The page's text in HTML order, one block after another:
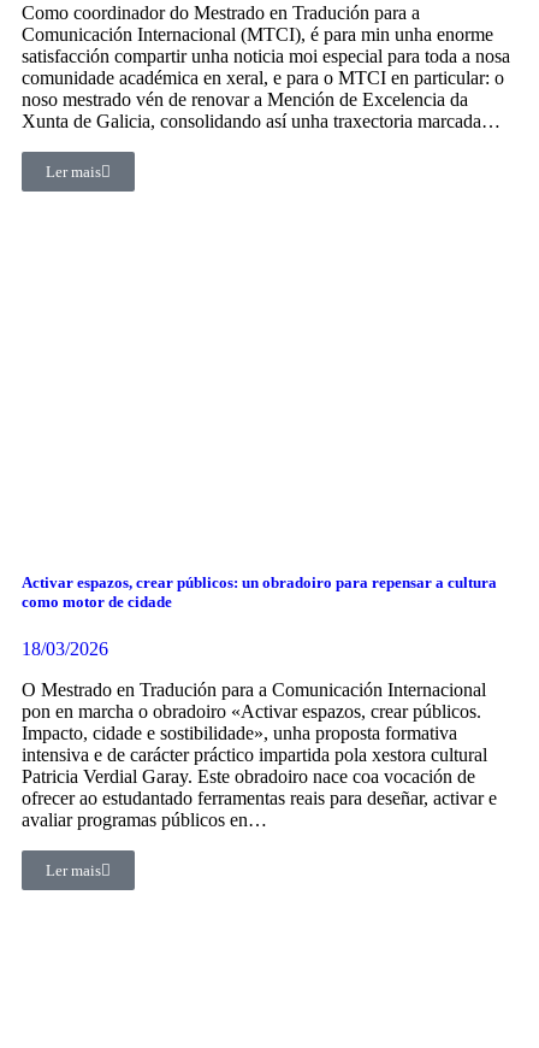
Como coordinador do Mestrado en Tradución para a
Comunicación Internacional (MTCI), é para min unha enorme
satisfacción compartir unha noticia moi especial para toda a nosa
comunidade académica en xeral, e para o MTCI en particular: o
noso mestrado vén de renovar a Mención de Excelencia da
Xunta de Galicia, consolidando así unha traxectoria marcada…
Ler mais
Activar espazos, crear públicos: un obradoiro para repensar a cultura
como motor de cidade
18/03/2026
O Mestrado en Tradución para a Comunicación Internacional
pon en marcha o obradoiro «Activar espazos, crear públicos.
Impacto, cidade e sostibilidade», unha proposta formativa
intensiva e de carácter práctico impartida pola xestora cultural
Patricia Verdial Garay. Este obradoiro nace coa vocación de
ofrecer ao estudantado ferramentas reais para deseñar, activar e
avaliar programas públicos en…
Ler mais